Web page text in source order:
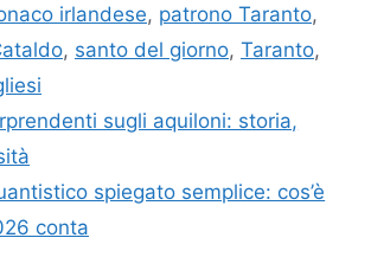
irlandese, patrono Taranto,
, santo del giorno, Taranto,
sugli aquiloni: storia,
spiegato semplice: cos’è
conta